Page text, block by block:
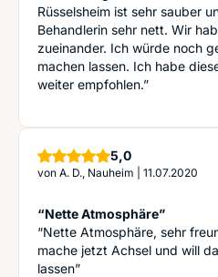
Rüsselsheim ist sehr sauber
Behandlerin sehr nett. Wir
zueinander. Ich würde noch
machen lassen. Ich habe
weiter empfohlen.”
5,0Sterne
von A. D., Nauheim 11.07.2020
“Nette Atmosphäre”
“Nette Atmosphäre, sehr
mache jetzt Achsel und will
lassen”